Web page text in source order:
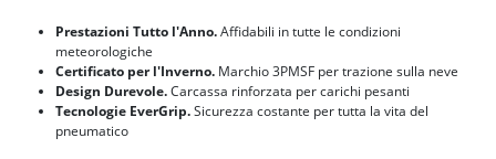
Prestazioni Tutto l'Anno.Affidabili in tutte le condizioni
meteorologiche
Certificato per l'Inverno. Marchio 3PMSF per trazione sulla neve
Design Durevole.Carcassa rinforzata per carichi pesanti
Tecnologie EverGrip.Sicurezza costante per tutta la vita del
pneumatico